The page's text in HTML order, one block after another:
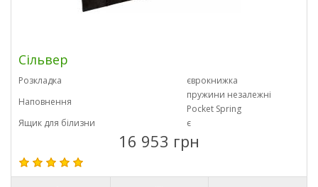
Сільвер
Розкладка
єврокнижка
Наповнення
пружини незалежні
Pocket Spring
Ящик для білизни
є
16 953 грн